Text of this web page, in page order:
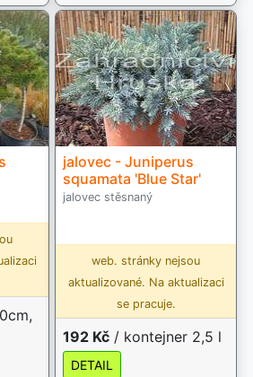
jalovec - Juniperus
squamata 'Blue Star'
jalovec stěsnaný
web. stránky nejsou
aktualizované. Na aktualizaci
se pracuje.
192 Kč / kontejner 2,5 l
DETAIL